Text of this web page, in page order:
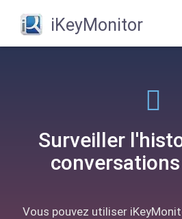
iKeyMonitor
Surveiller
Vous pouvez utiliser